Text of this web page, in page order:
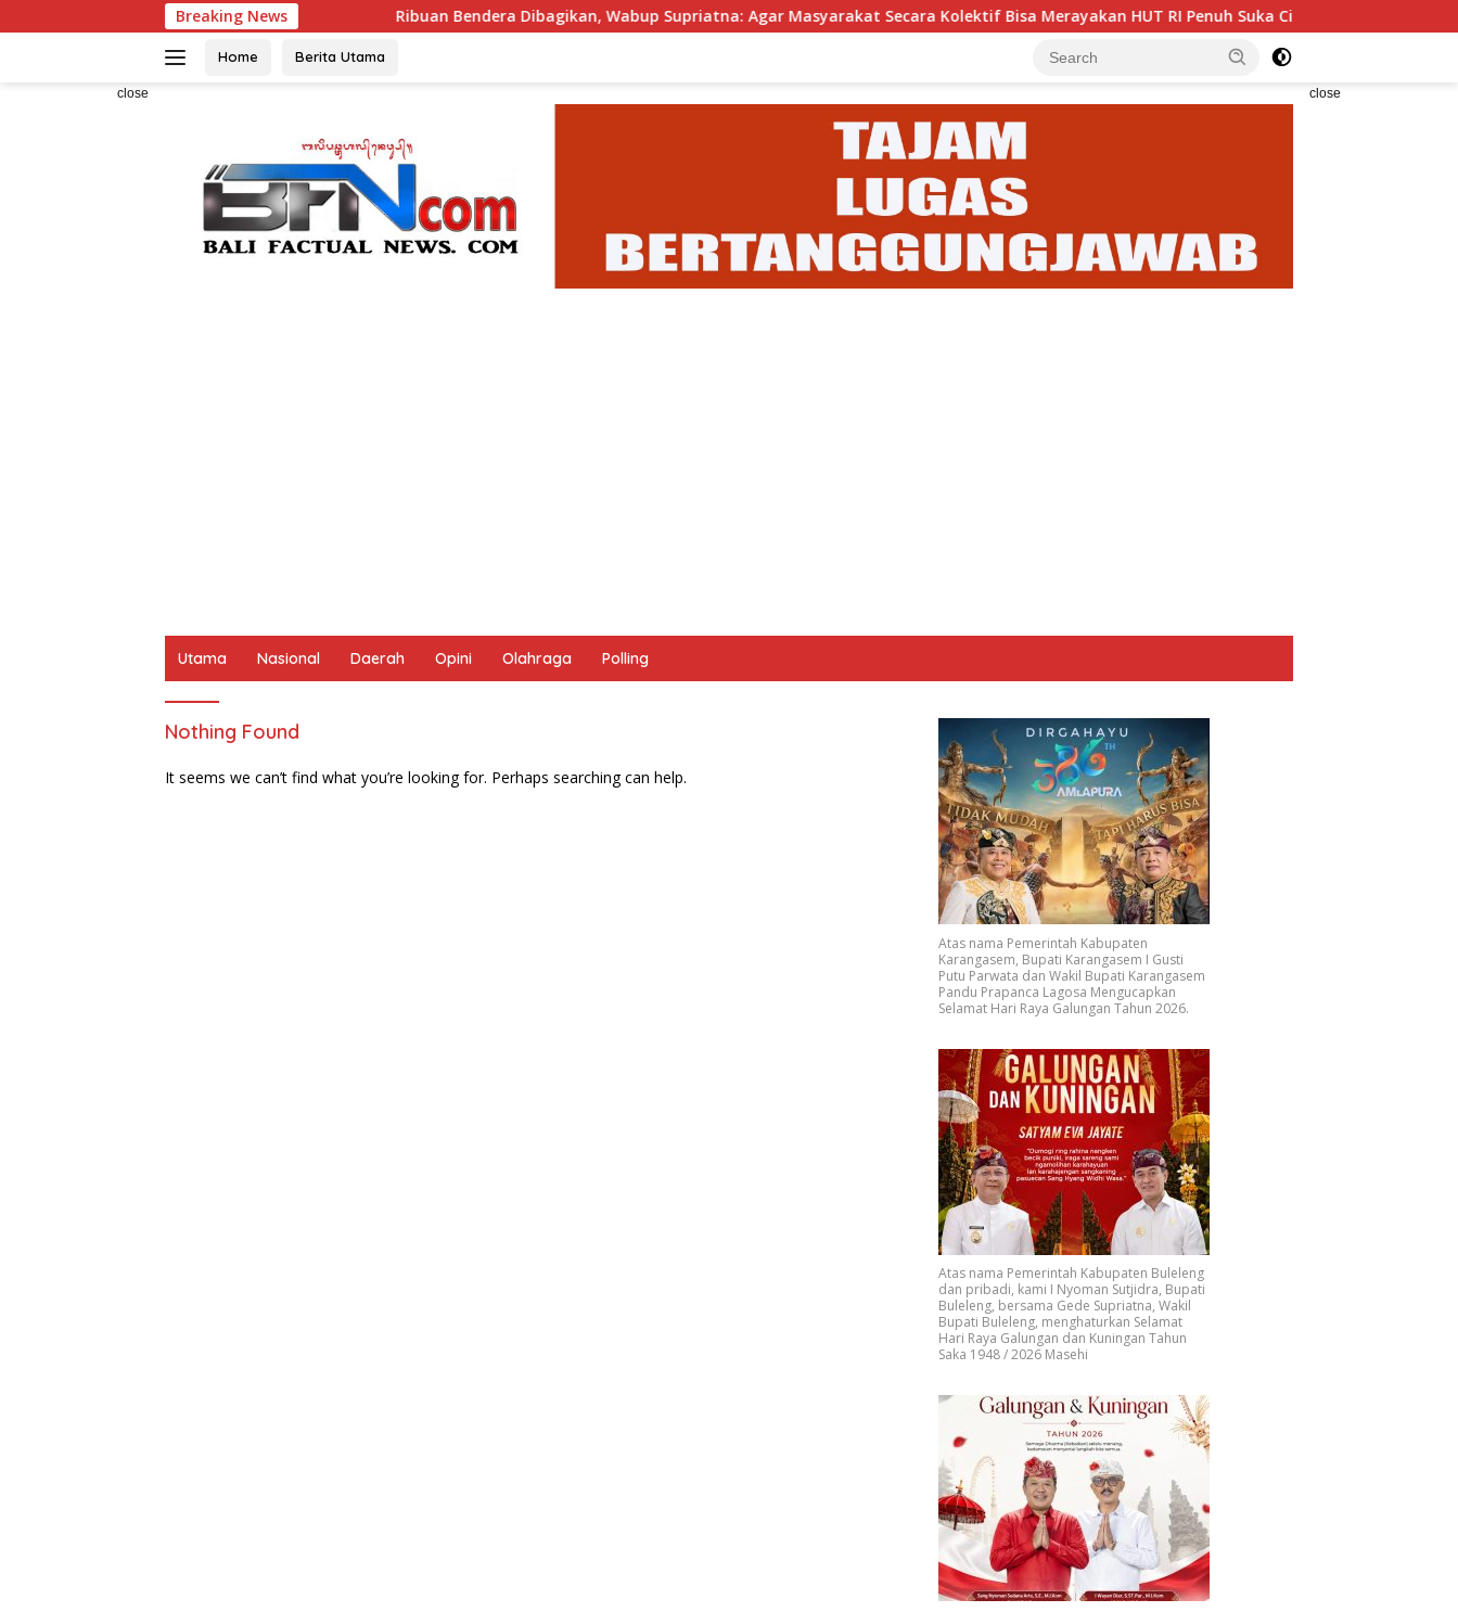
to
Breaking NewsRibuan Bendera Dibagikan, Wabup Supriatna: Agar Masyarakat Secara Kolektif Bisa Merayakan HUT RI Penuh Suka Cita Enam Analis Kebencanaan
Home Berita Utama
close close
Utama Nasional Daerah Opini Olahraga Polling
Nothing Found
It seems we can’t find what you’re looking for. Perhaps searching can help.
Atas nama Pemerintah Kabupaten
Karangasem, Bupati Karangasem I Gusti
Putu Parwata dan Wakil Bupati Karangasem
Pandu Prapanca Lagosa Mengucapkan
Selamat Hari Raya Galungan Tahun 2026.
Atas nama Pemerintah Kabupaten Buleleng
dan pribadi, kami I Nyoman Sutjidra, Bupati
Buleleng, bersama Gede Supriatna, Wakil
Bupati Buleleng, menghaturkan Selamat
Hari Raya Galungan dan Kuningan Tahun
Saka 1948 / 2026 Masehi